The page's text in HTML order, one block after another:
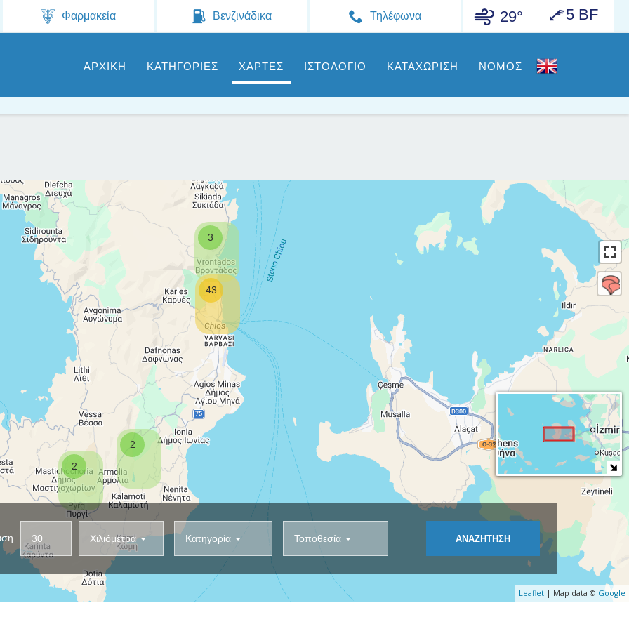
Jump to navigation
Φαρμακεία Βενζινάδικα Τηλέφωνα 29° 5 BF
ΑΡΧΙΚΗ ΚΑΤΗΓΟΡΙΕΣ ΧΑΡΤΕΣ ΙΣΤΟΛΟΓΙΟ ΚΑΤΑΧΩΡΙΣΗ ΝΟΜΟΣ
T
Χιλιόμετρα Κατηγορία Τοποθεσία
2
2
3
43
Leaflet | Map data © Google